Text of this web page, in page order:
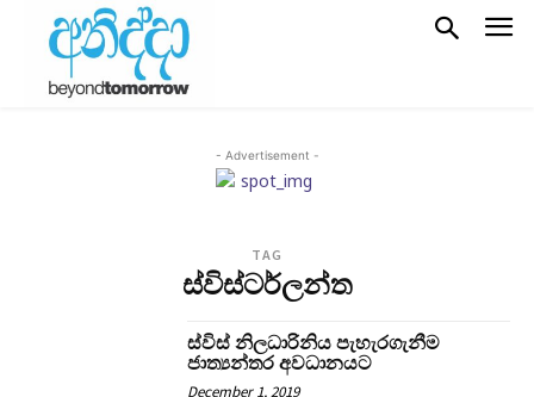
- Advertisement -
TAG
ස්විස්ටර්ලන්ත
ස්විස් නිලධාරිනිය පැහැරගැනීම
ජාත්‍යන්තර අවධානයට
December 1, 2019